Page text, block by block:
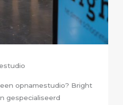
opnamestudio? Bright
gespecialiseerd